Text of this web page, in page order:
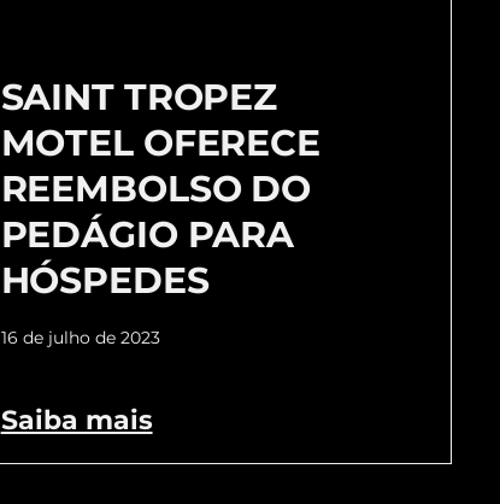
SAINT TROPEZ
MOTEL OFERECE
REEMBOLSO DO
PEDÁGIO PARA
HÓSPEDES
16 de julho de 2023
Saiba mais